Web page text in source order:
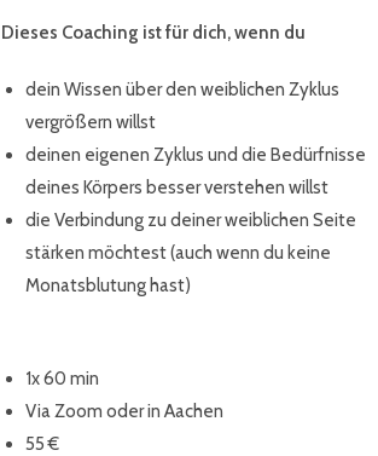
Dieses Coaching ist für dich, wenn du
dein Wissen über den weiblichen Zyklus
vergrößern willst
deinen eigenen Zyklus und die Bedürfnisse
deines Körpers besser verstehen willst
die Verbindung zu deiner weiblichen Seite
stärken möchtest (auch wenn du keine
Monatsblutung hast)
1x 60 min
Via Zoom oder in Aachen
55 €